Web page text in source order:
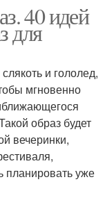
в домашних
условиях
макияж
для карих глаз
40 идей
для
и гололед,
мгновенно
образ будет
вечеринки,
планировать уже